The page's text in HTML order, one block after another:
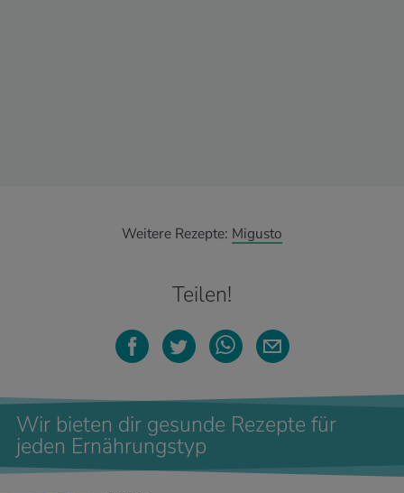
Weitere Rezepte: Migusto
Teilen!
Wir bieten dir gesunde Rezepte für
jeden Ernährungstyp